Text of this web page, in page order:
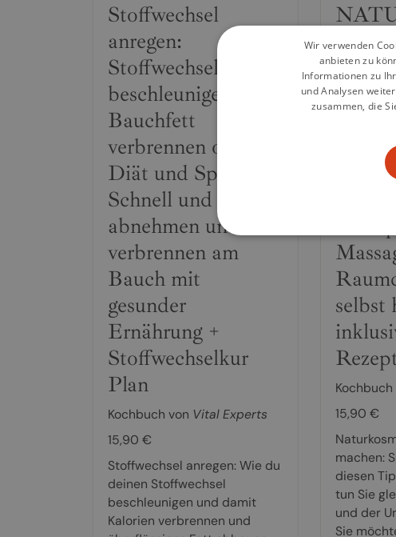
Stoffwechsel
anregen:
Stoffwechsel
beschleunigen und
Bauchfett
verbrennen ohne
Diät und Sport!
Schnell und einfach
abnehmen und Fett
verbrennen am
Bauch mit
gesunder
Ernährung +
Stoffwechselkur
Plan
Kochbuch von Vital Experts
15,90 €
Stoffwechsel anregen: Wie du
deinen Stoffwechsel
beschleunigen und damit
Kalorien verbrennen und
TIK
Sie
selbst
Kochbuch
15,90 €
machen:
diesen
tun Sie
und der
Sie
Wir verwenden
anbieten zu
Informationen zu
und Analysen
zusammen, die